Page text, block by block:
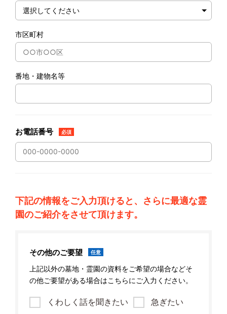
市区町村
番地・建物名等
お電話番号 必須
下記の情報をご入力頂けると、さらに最適な霊
園のご紹介をさせて頂けます。
その他のご要望 任意
上記以外の墓地・霊園の資料をご希望の場合などそ
の他ご要望がある場合はこちらにご入力ください。
くわしく話を聞きたい 急ぎたい